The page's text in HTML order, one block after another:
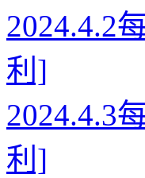
2024.4.2
利]
2024.4.3
利]